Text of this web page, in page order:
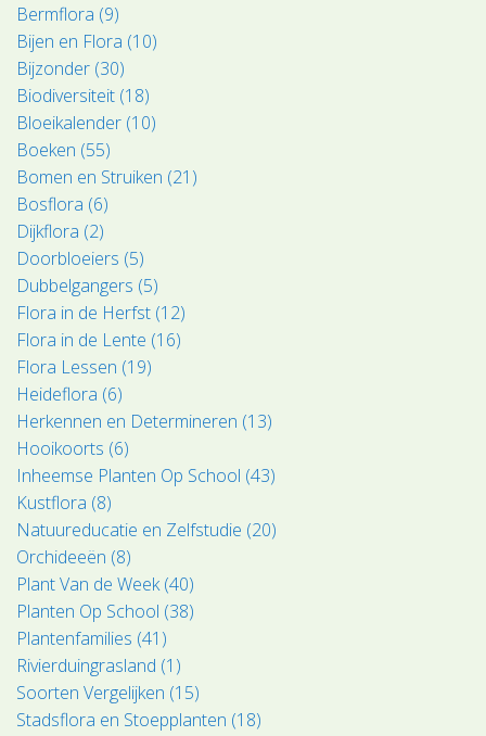
Bermflora (9)
Bijen en Flora (10)
Bijzonder (30)
Biodiversiteit (18)
Bloeikalender (10)
Boeken (55)
Bomen en Struiken (21)
Bosflora (6)
Dijkflora (2)
Doorbloeiers (5)
Dubbelgangers (5)
Flora in de Herfst (12)
Flora in de Lente (16)
Flora Lessen (19)
Heideflora (6)
Herkennen en Determineren (13)
Hooikoorts (6)
Inheemse Planten Op School (43)
Kustflora (8)
Natuureducatie en Zelfstudie (20)
Orchideeën (8)
Plant Van de Week (40)
Planten Op School (38)
Plantenfamilies (41)
Rivierduingrasland (1)
Soorten Vergelijken (15)
Stadsflora en Stoepplanten (18)